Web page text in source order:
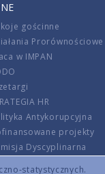
statystycznych.
gościnne
Prorównościowe
w IMPAN
HR
Antykorupcyjna
projekty
Dyscyplinarna